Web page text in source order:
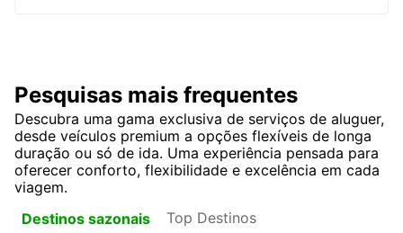
Pesquisas mais frequentes
Descubra uma gama exclusiva de serviços de aluguer,
desde veículos premium a opções flexíveis de longa
duração ou só de ida. Uma experiência pensada para
oferecer conforto, flexibilidade e excelência em cada
viagem.
Destinos sazonais
Top Destinos